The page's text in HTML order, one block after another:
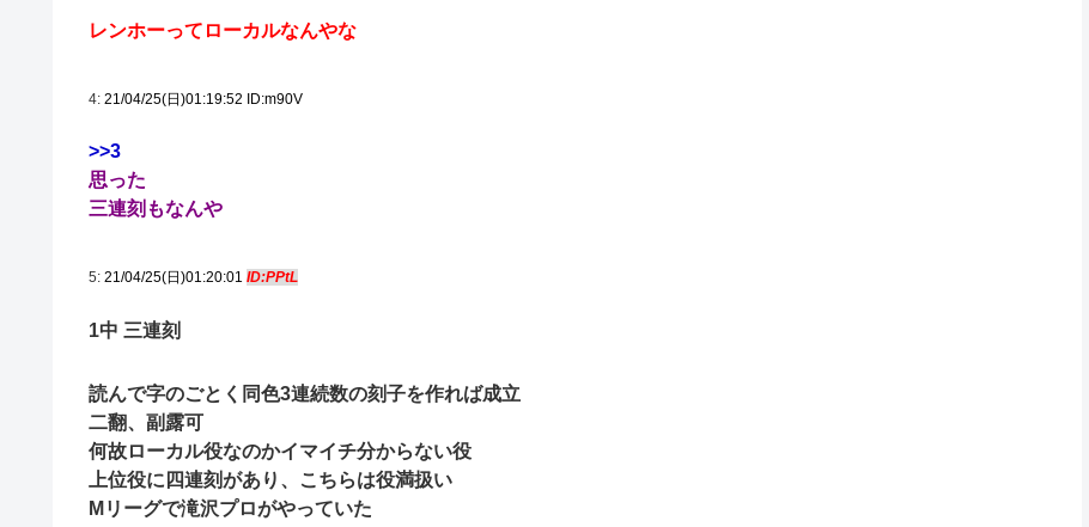
レンホーってローカルなんやな
4: 21/04/25(日)01:19:52 ID:m90V
>>3
思った
三連刻もなんや
5: 21/04/25(日)01:20:01 ID:PPtL
1中 三連刻
読んで字のごとく同色3連続数の刻子を作れば成立
二翻、副露可
何故ローカル役なのかイマイチ分からない役
上位役に四連刻があり、こちらは役満扱い
Mリーグで滝沢プロがやっていた